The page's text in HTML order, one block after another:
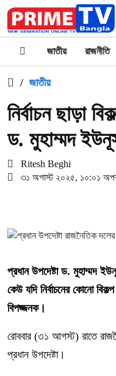
জাতীয় রাজনীতি
/ জাতীয়
নির্বাচন ছাড়া
ড. মুহাম্মদ
Ritesh Beghi
৩১ অগাস্ট ২০২৫, ১০:০১
প্রধান উপদেষ্টাড. মুহাম্মদ
কেউ যদি নির্বাচনের কোনো
বিপজ্জনক।
রোববার (৩১ আগস্ট) রাতে
প্রধান উপদেষ্টা।